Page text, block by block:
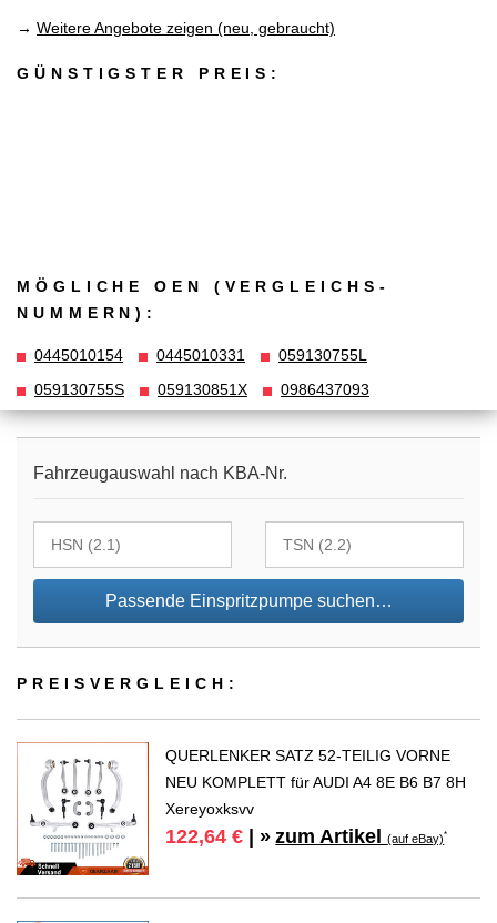
→ Weitere Angebote zeigen (neu, gebraucht)
GÜNSTIGSTER PREIS:
MÖGLICHE OEN (VERGLEICHS­
NUMMERN):
0445010154 0445010331
059130755L
059130755S
059130851X 0986437093
Fahrzeugauswahl nach KBA-Nr.
Passende Einspritzpumpe suchen…
PREIS­VER­GLEICH:
QUERLENKER SATZ 52-TEILIG VORNE
NEU KOMPLETT für AUDI A4 8E B6 B7 8H
Xereyoxksvv
122,64 € | » zum Artikel(auf eBay)*